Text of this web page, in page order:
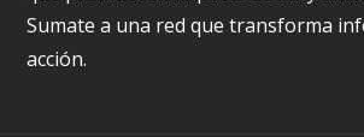
Sumate a una red que transforma
acción.